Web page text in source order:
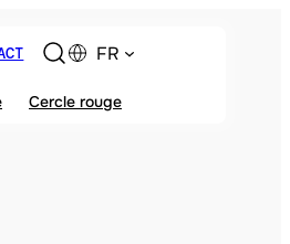
FR
Cercle rouge